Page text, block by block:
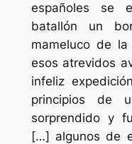
españoles se
batallón un
mameluco de
esos atrevidos
infeliz
principios de
sorprendido y
[…] algunos de